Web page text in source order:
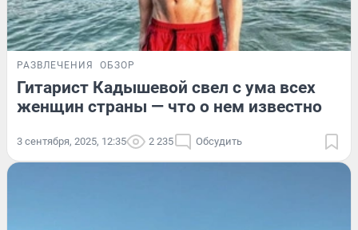
РАЗВЛЕЧЕНИЯ ОБЗОР
Гитарист Кадышевой свел с ума всех
женщин страны — что о нем известно
3 сентября, 2025, 12:35 2 235 Обсудить